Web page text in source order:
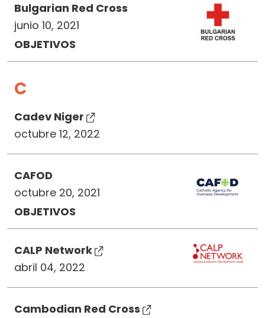
Bulgarian Red Cross
junio 10, 2021
OBJETIVOS
C
Cadev Niger
octubre 12, 2022
CAFOD
octubre 20, 2021
OBJETIVOS
CALP Network
abril 04, 2022
Cambodian Red Cross